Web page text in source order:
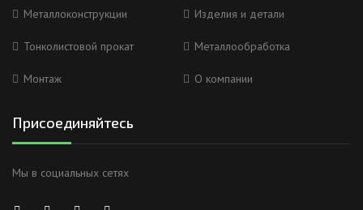
Металлоконструкции Изделия и детали
Тонколистовой прокат Металлообработка
Монтаж О компании
Присоединяйтесь
Мы в социальных сетях